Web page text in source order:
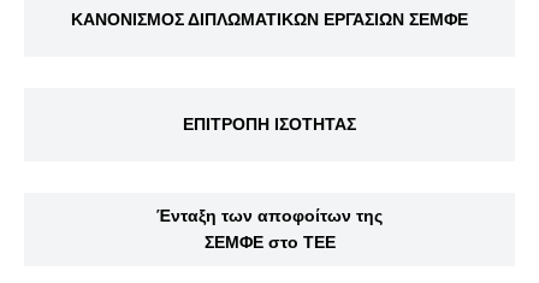
ΚΑΝΟΝΙΣΜΟΣ ΔΙΠΛΩΜΑΤΙΚΩΝ ΕΡΓΑΣΙΩΝ ΣΕΜΦΕ
ΕΠΙΤΡΟΠΗ ΙΣΟΤΗΤΑΣ
Ένταξη των αποφοίτων της
ΣΕΜΦΕ στο ΤΕΕ